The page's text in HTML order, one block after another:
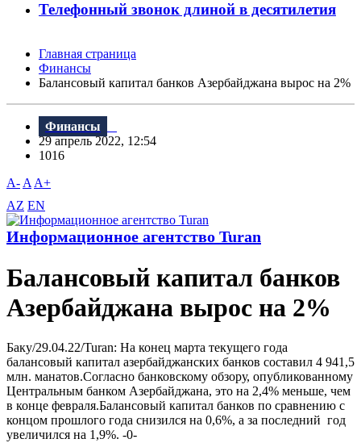
Телефонный звонок длиной в десятилетия
Главная страница
Финансы
Балансовый капитал банков Азербайджана вырос на 2%
Финансы
29 апрель 2022, 12:54
1016
A- A A+
AZ EN
Информационное агентство Turan
Балансовый капитал банков
Азербайджана вырос на 2%
Баку/29.04.22/Turan: На конец марта текущего года
балансовый капитал азербайджанских банков составил 4 941,5
млн. манатов.Согласно банковскому обзору, опубликованному
Центральным банком Азербайджана, это на 2,4% меньше, чем
в конце февраля.Балансовый капитал банков по сравнению с
концом прошлого года снизился на 0,6%, а за последний год
увеличился на 1,9%. -0-